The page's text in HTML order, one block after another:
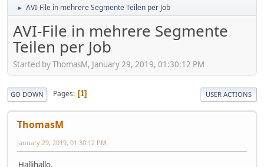
► AVI-File in mehrere Segmente Teilen per Job
AVI-File in mehrere Segmente
Teilen per Job
Started by ThomasM, January 29, 2019, 01:30:12 PM
GO DOWN Pages 1 USER ACTIONS
ThomasM
January 29, 2019, 01:30:12 PM
Hallihallo,